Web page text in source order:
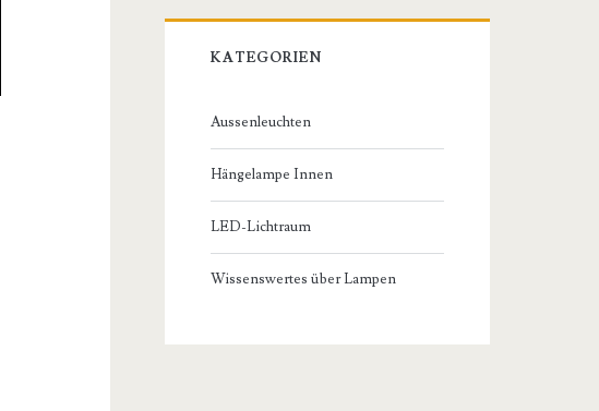
KATEGORIEN
Aussenleuchten
Hängelampe Innen
LED-Lichtraum
Wissenswertes über Lampen